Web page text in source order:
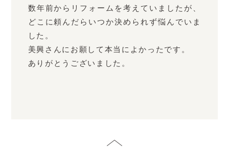
数年前からリフォームを考えていましたが、
どこに頼んだらいつか決められず悩んでいま
した。
美興さんにお願して本当によかったです。
ありがとうございました。